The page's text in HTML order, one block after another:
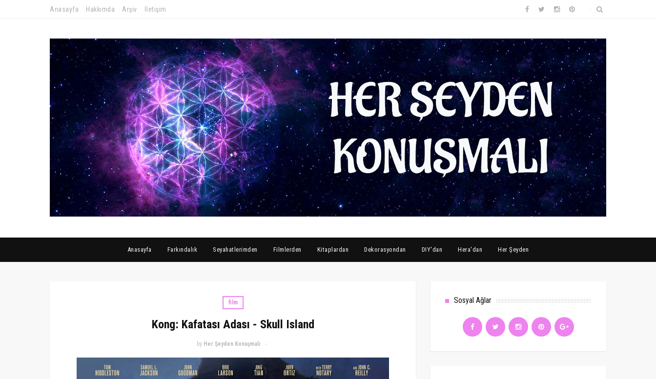
Anasayfa Hakkımda Arşiv İletişim
Anasayfa Farkındalık Seyahatlerimden Filmlerden Kitaplardan Dekorasyondan DIY'dan Hera'dan Her Şeyden
film
Kong: Kafatası Adası - Skull Island
by Her Şeyden Konuşmalı
Sosyal Ağlar